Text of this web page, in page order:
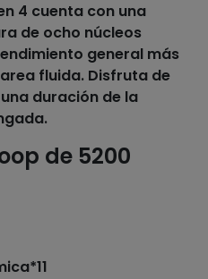
4 cuenta con una
de ocho núcleos
general más
fluida. Disfruta de
duración de la
de 5200